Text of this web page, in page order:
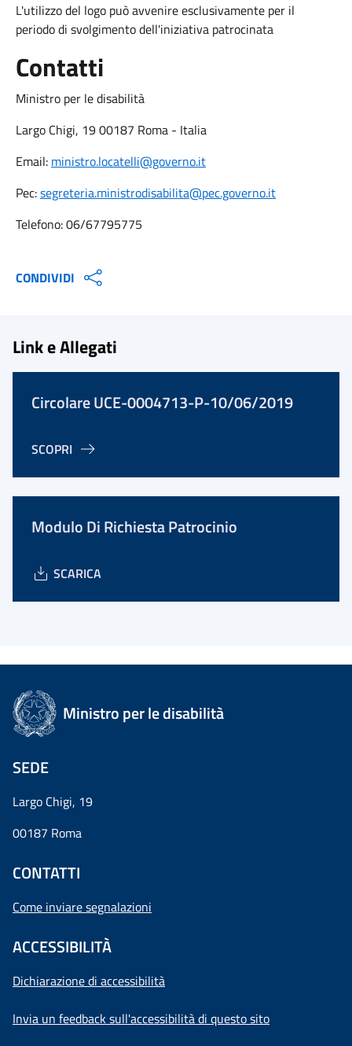
L'utilizzo del logo può avvenire esclusivamente per il
periodo di svolgimento dell'iniziativa patrocinata
Contatti
Ministro per le disabilità
Largo Chigi, 19 00187 Roma - Italia
Email: ministro.locatelli@governo.it
Pec:segreteria.ministrodisabilita@pec.governo.it
Telefono: 06/67795775
CONDIVIDI
Link e Allegati
Circolare UCE-0004713-P-10/06/2019
SCOPRI
Modulo Di Richiesta Patrocinio
SCARICA
Ministro per le disabilità
SEDE
Largo Chigi, 19
00187 Roma
CONTATTI
Come inviare segnalazioni
ACCESSIBILITÀ
Dichiarazione di accessibilità
Invia un feedback sull'accessibilità di questo sito